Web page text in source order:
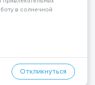
в солнечной
для тебя! 🔹
Откликнуться